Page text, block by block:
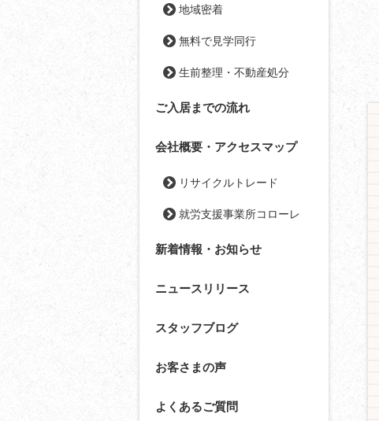
地域密着
無料で見学同行
生前整理・不動産処分
ご入居までの流れ
会社概要・アクセスマップ
リサイクルトレード
就労支援事業所コローレ
新着情報・お知らせ
ニュースリリース
スタッフブログ
お客さまの声
よくあるご質問